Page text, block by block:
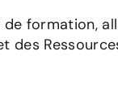
formation,
des